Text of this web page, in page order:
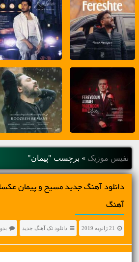
نفیس موزیک » برچسب "پیمان"
دانلود آهنگ جديد مسیح و پیمان
آهنگ
21 ژانویه 2019 دانلود تک آهنگ جدید